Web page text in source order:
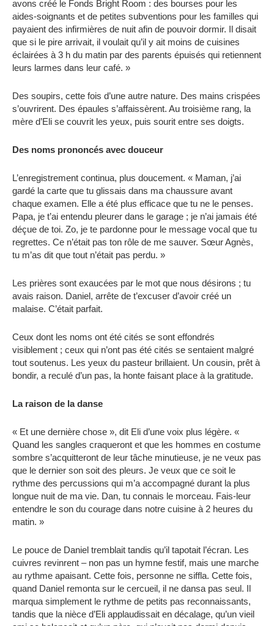
avons créé le Fonds Bright Room : des bourses pour les
aides-soignants et de petites subventions pour les familles qui
payaient des infirmières de nuit afin de pouvoir dormir. Il disait
que si le pire arrivait, il voulait qu’il y ait moins de cuisines
éclairées à 3 h du matin par des parents épuisés qui retiennent
leurs larmes dans leur café. »
Des soupirs, cette fois d’une autre nature. Des mains crispées
s’ouvrirent. Des épaules s’affaissèrent. Au troisième rang, la
mère d’Eli se couvrit les yeux, puis sourit entre ses doigts.
Des noms prononcés avec douceur
L’enregistrement continua, plus doucement. « Maman, j’ai
gardé la carte que tu glissais dans ma chaussure avant
chaque examen. Elle a été plus efficace que tu ne le penses.
Papa, je t’ai entendu pleurer dans le garage ; je n’ai jamais été
déçue de toi. Zo, je te pardonne pour le message vocal que tu
regrettes. Ce n’était pas ton rôle de me sauver. Sœur Agnès,
tu m’as dit que tout n’était pas perdu. »
Les prières sont exaucées par le mot que nous désirons ; tu
avais raison. Daniel, arrête de t’excuser d’avoir créé un
malaise. C’était parfait.
Ceux dont les noms ont été cités se sont effondrés
visiblement ; ceux qui n’ont pas été cités se sentaient malgré
tout soutenus. Les yeux du pasteur brillaient. Un cousin, prêt à
bondir, a reculé d’un pas, la honte faisant place à la gratitude.
La raison de la danse
« Et une dernière chose », dit Eli d’une voix plus légère. «
Quand les sangles craqueront et que les hommes en costume
sombre s’acquitteront de leur tâche minutieuse, je ne veux pas
que le dernier son soit des pleurs. Je veux que ce soit le
rythme des percussions qui m’a accompagné durant la plus
longue nuit de ma vie. Dan, tu connais le morceau. Fais-leur
entendre le son du courage dans notre cuisine à 2 heures du
matin. »
Le pouce de Daniel tremblait tandis qu’il tapotait l’écran. Les
cuivres revinrent – ​​non pas un hymne festif, mais une marche
au rythme apaisant. Cette fois, personne ne siffla. Cette fois,
quand Daniel remonta sur le cercueil, il ne dansa pas seul. Il
marqua simplement le rythme de petits pas reconnaissants,
tandis que la nièce d’Eli applaudissait en décalage, qu’un vieil